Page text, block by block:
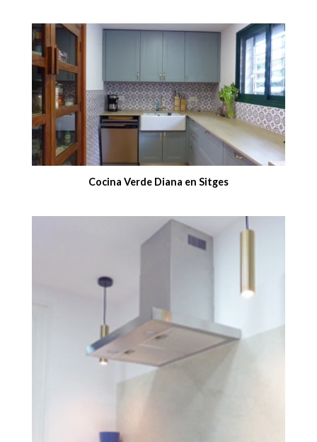
Cocina Verde Diana en Sitges